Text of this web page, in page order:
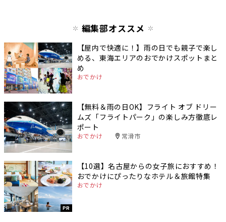
編集部オススメ
【屋内で快適に！】雨の日でも親子で楽し
める、東海エリアのおでかけスポットまと
め
おでかけ
【無料＆雨の日OK】フライト オブ ドリー
ムズ「フライトパーク」の楽しみ方徹底レ
ポート
おでかけ 常滑市
PR
【10選】名古屋からの女子旅におすすめ！
おでかけにぴったりなホテル＆旅館特集
おでかけ